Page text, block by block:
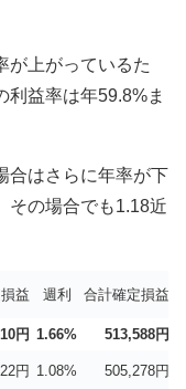
が上がっているた
利益率は年59.8%ま
合はさらに年率が下
その場合でも1.18近
益 週利 合計確定損益
円 1.66% 513,588円
円 1.08% 505,278円